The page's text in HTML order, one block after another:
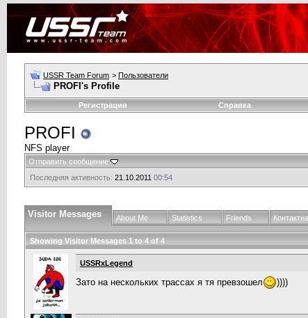
USSR Team Forum > Пользователи
PROFI's Profile
Регистрация
Справка
PROFI
NFS player
Отправить сообщение
Последняя активность: 21.10.2011 00:54
Visitor Messages About Me Statistics Friends
Showing Visitor Messages 1 to 4 of 4
USSRxLegend
Зато на нескольких трассах я тя превзошел ))))